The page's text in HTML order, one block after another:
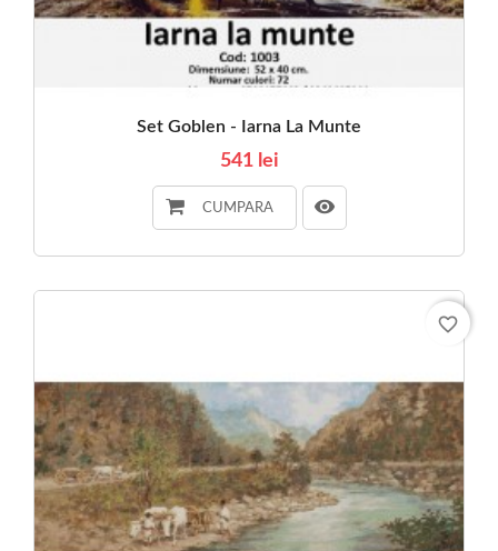
Set Goblen - Iarna La Munte
541 lei
CUMPARA
favorite_border